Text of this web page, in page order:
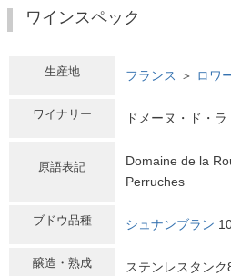
ワインスペック
生産地 フランス ＞ ロワ
ワイナリー ドメーヌ・ド・
原語表記
Domaine de la
Perruches
ブドウ品種 シュナンブラン
醸造・熟成 ステンレスタン